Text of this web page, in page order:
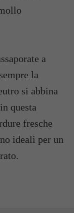
a
la
si abbina
questa
fresche
ideali per un